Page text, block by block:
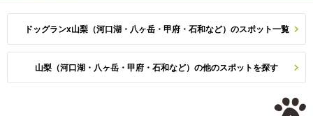
ドッグランx山梨（河口湖・八ヶ岳・甲府・石和など）のスポット一覧
山梨（河口湖・八ヶ岳・甲府・石和など）の他のスポットを探す